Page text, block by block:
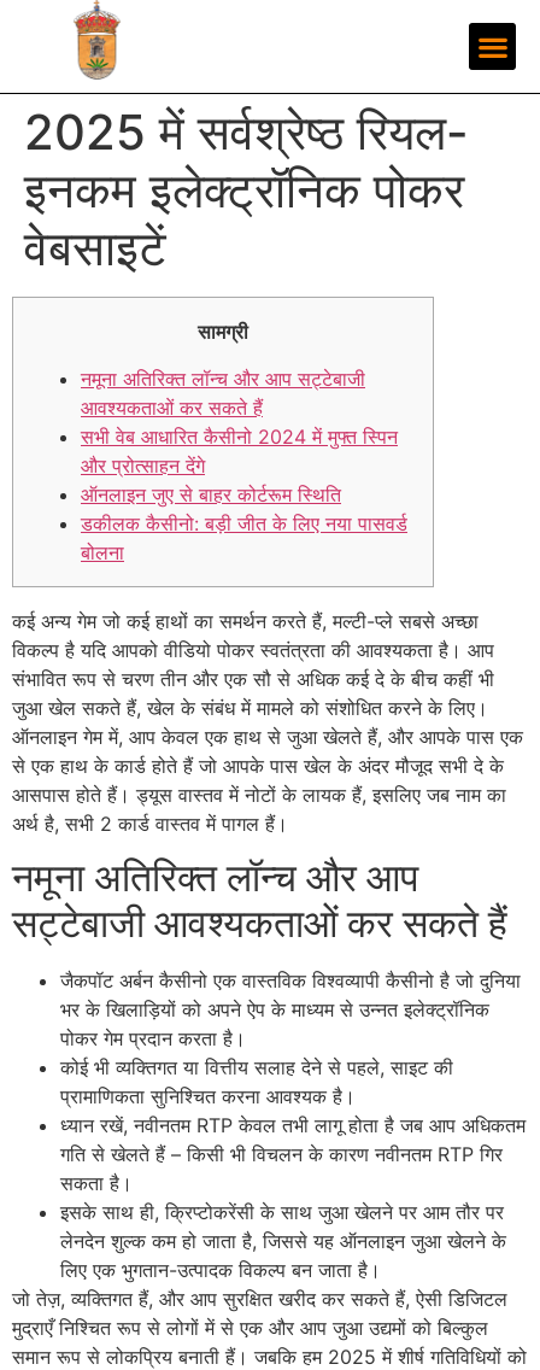
2025 में सर्वश्रेष्ठ रियल-
इनकम इलेक्ट्रॉनिक पोकर
वेबसाइटें
सामग्री
नमूना अतिरिक्त लॉन्च और आप सट्टेबाजी
आवश्यकताओं कर सकते हैं
सभी वेब आधारित कैसीनो 2024 में मुफ्त स्पिन
और प्रोत्साहन देंगे
ऑनलाइन जुए से बाहर कोर्टरूम स्थिति
डकीलक कैसीनो: बड़ी जीत के लिए नया पासवर्ड
बोलना
कई अन्य गेम जो कई हाथों का समर्थन करते हैं, मल्टी-प्ले सबसे अच्छा
विकल्प है यदि आपको वीडियो पोकर स्वतंत्रता की आवश्यकता है। आप
संभावित रूप से चरण तीन और एक सौ से अधिक कई दे के बीच कहीं भी
जुआ खेल सकते हैं, खेल के संबंध में मामले को संशोधित करने के लिए।
ऑनलाइन गेम में, आप केवल एक हाथ से जुआ खेलते हैं, और आपके पास एक
से एक हाथ के कार्ड होते हैं जो आपके पास खेल के अंदर मौजूद सभी दे के
आसपास होते हैं। ड्यूस वास्तव में नोटों के लायक हैं, इसलिए जब नाम का
अर्थ है, सभी 2 कार्ड वास्तव में पागल हैं।
नमूना अतिरिक्त लॉन्च और आप
सट्टेबाजी आवश्यकताओं कर सकते हैं
जैकपॉट अर्बन कैसीनो एक वास्तविक विश्वव्यापी कैसीनो है जो दुनिया
भर के खिलाड़ियों को अपने ऐप के माध्यम से उन्नत इलेक्ट्रॉनिक
पोकर गेम प्रदान करता है।
कोई भी व्यक्तिगत या वित्तीय सलाह देने से पहले, साइट की
प्रामाणिकता सुनिश्चित करना आवश्यक है।
ध्यान रखें, नवीनतम RTP केवल तभी लागू होता है जब आप अधिकतम
गति से खेलते हैं – किसी भी विचलन के कारण नवीनतम RTP गिर
सकता है।
इसके साथ ही, क्रिप्टोकरेंसी के साथ जुआ खेलने पर आम तौर पर
लेनदेन शुल्क कम हो जाता है, जिससे यह ऑनलाइन जुआ खेलने के
लिए एक भुगतान-उत्पादक विकल्प बन जाता है।
जो तेज़, व्यक्तिगत हैं, और आप सुरक्षित खरीद कर सकते हैं, ऐसी डिजिटल
मुद्राएँ निश्चित रूप से लोगों में से एक और आप जुआ उद्यमों को बिल्कुल
समान रूप से लोकप्रिय बनाती हैं। जबकि हम 2025 में शीर्ष गतिविधियों को